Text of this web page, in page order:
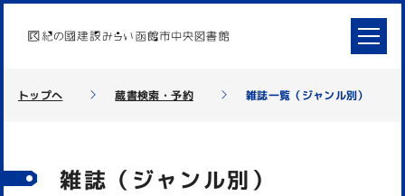
トップへ 蔵書検索・予約 雑誌一覧（ジャンル別）
雑誌（ジャンル別）